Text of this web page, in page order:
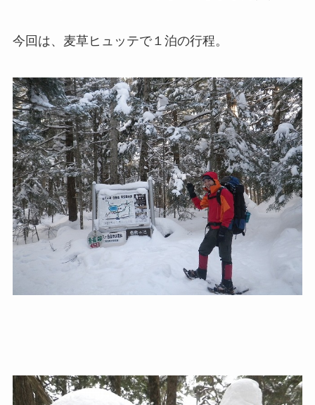
今回は、麦草ヒュッテで１泊の行程。